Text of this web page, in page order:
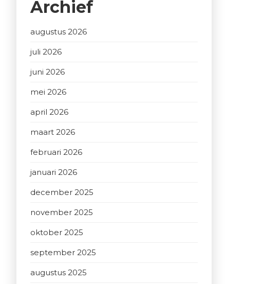
Archief
augustus 2026
juli 2026
juni 2026
mei 2026
april 2026
maart 2026
februari 2026
januari 2026
december 2025
november 2025
oktober 2025
september 2025
augustus 2025